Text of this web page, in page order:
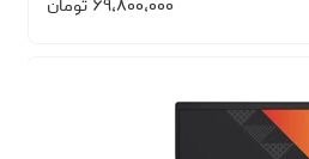
۶۹،۸۰۰،۰۰۰ تومان